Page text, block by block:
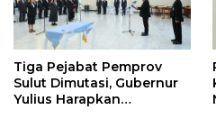
Tiga Pejabat Pemprov
Sulut Dimutasi, Gubernur
Yulius Harapkan